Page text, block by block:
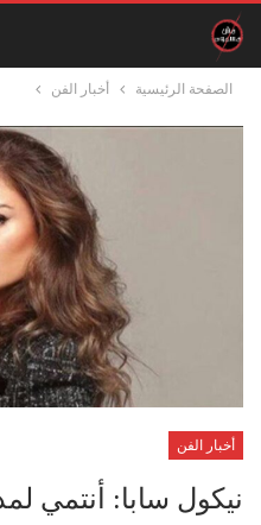
الصفحة الرئيسية أخبار الفن
أخبار الفن
نيكول سابا: أنتمي